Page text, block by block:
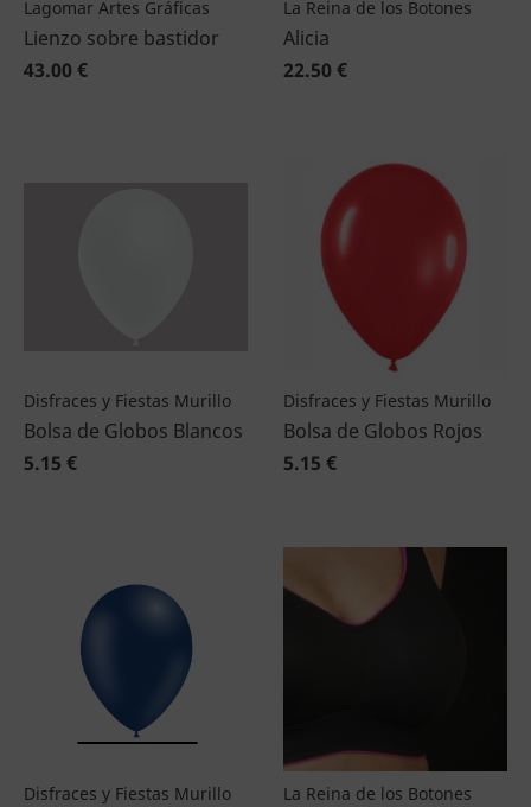
Lagomar Artes Gráficas
Lienzo sobre bastidor
43.00 €
La Reina de los Botones
Alicia
22.50 €
Disfraces y Fiestas Murillo
Bolsa de Globos Blancos
5.15 €
Disfraces y Fiestas Murillo
Bolsa de Globos Rojos
5.15 €
Disfraces y Fiestas Murillo La Reina de los Botones